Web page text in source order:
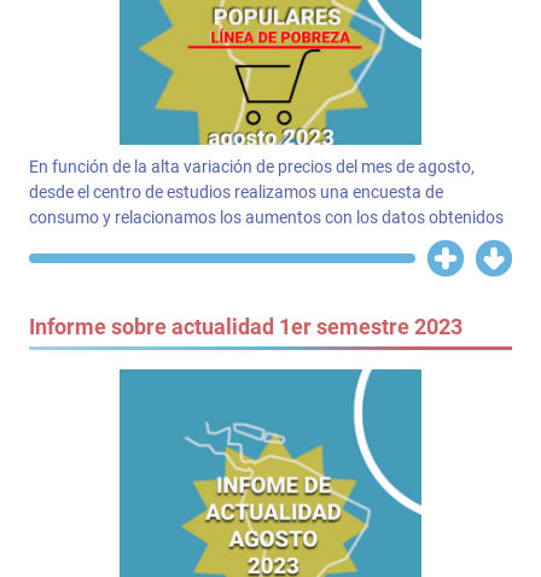
En función de la alta variación de precios del mes de agosto,
desde el centro de estudios realizamos una encuesta de
consumo y relacionamos los aumentos con los datos obtenidos
Informe sobre actualidad 1er semestre 2023